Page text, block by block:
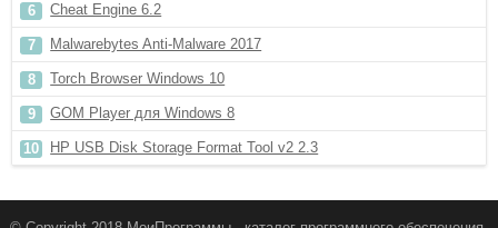
Cheat Engine 6.2
Malwarebytes Anti-Malware 2017
Torch Browser Windows 10
GOM Player для Windows 8
HP USB Disk Storage Format Tool v2 2.3